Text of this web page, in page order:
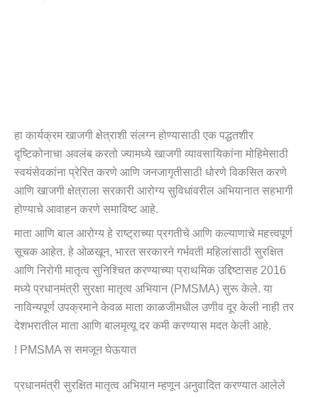
हा कार्यक्रम खाजगी क्षेत्राशी संलग्न होण्यासाठी एक पद्धतशीर
दृष्टिकोनाचा अवलंब करतो ज्यामध्ये खाजगी व्यावसायिकांना मोहिमेसाठी
स्वयंसेवकांना प्रेरित करणे आणि जनजागृतीसाठी धोरणे विकसित करणे
आणि खाजगी क्षेत्राला सरकारी आरोग्य सुविधांवरील अभियानात सहभागी
होण्याचे आवाहन करणे समाविष्ट आहे.
माता आणि बाल आरोग्य हे राष्ट्राच्या प्रगतीचे आणि कल्याणाचे महत्त्वपूर्ण
सूचक आहेत. हे ओळखून, भारत सरकारने गर्भवती महिलांसाठी सुरक्षित
आणि निरोगी मातृत्व सुनिश्चित करण्याच्या प्राथमिक उद्दिष्टासह 2016
मध्ये प्रधानमंत्री सुरक्षा मातृत्व अभियान (PMSMA) सुरू केले. या
नाविन्यपूर्ण उपक्रमाने केवळ माता काळजीमधील उणीव दूर केली नाही तर
देशभरातील माता आणि बालमृत्यू दर कमी करण्यास मदत केली आहे.
! PMSMA स समजून घेऊयात
प्रधानमंत्री सुरक्षित मातृत्व अभियान म्हणून अनुवादित करण्यात आलेले